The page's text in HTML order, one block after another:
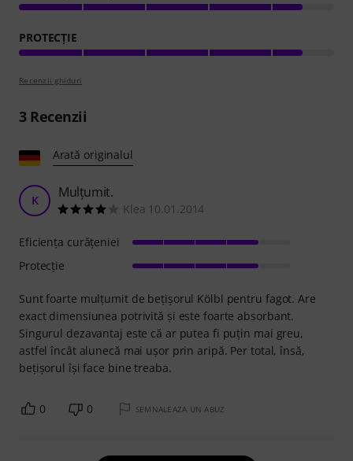
PROTECŢIE
Recenzii ghiduri
3Recenzii
Arată originalul
K Mulțumit.
Klea 10.01.2014
Sunt foarte mulțumit de bețișorul Kölbl pentru fagot. Are
exact dimensiunea potrivită și este foarte absorbant.
Singurul dezavantaj este că ar putea fi puțin mai greu,
astfel încât alunecă mai ușor prin aripă. Per total, însă,
bețișorul își face bine treaba.
Eficienţa curăţeniei
Protecţie
0 0 SEMNALEAZA UN ABUZ